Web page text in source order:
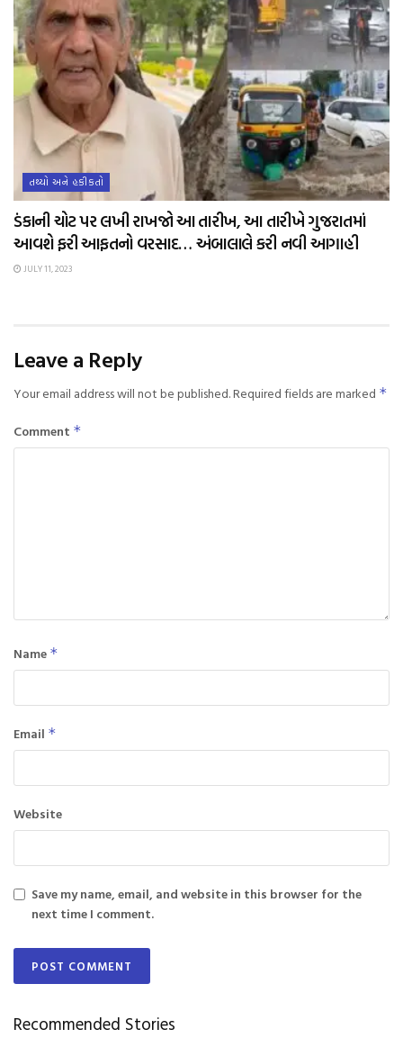
તથ્યો અને હકીકતો
ડંકાની ચોટ પર લખી રાખજો આ તારીખ, આ તારીખે ગુજરાતમાં
આવશે ફરી આફતનો વરસાદ… અંબાલાલે કરી નવી આગાહી
JULY 11, 2023
Leave a Reply
Your email address will not be published.Required fields are marked *
Comment *
Name *
Email *
Website
Save my name, email, and website in this browser for the
next time I comment.
Recommended Stories